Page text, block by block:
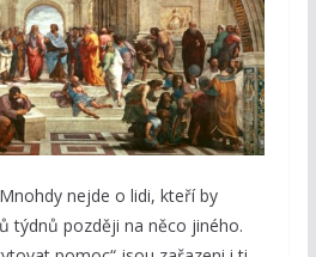
nejde o lidi, kteří by
týdnů později na něco jiného.